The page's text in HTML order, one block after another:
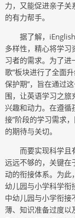
力，又能促进亲子关
的有力帮手。
据了解，
多样性，精心将学
习者的需求。为了进
歌”板块进行了全面
保护期”，旨在通过
围，让英语学习之旅
兴趣和动力。在遵循
接”阶段的学习需求
的期待与关切。
而要实现科学且
远远不够的，关键在
动的衔接体系。为
幼儿园与小学科学衔
中幼儿园与小学衔接
薄、知识准备过度以